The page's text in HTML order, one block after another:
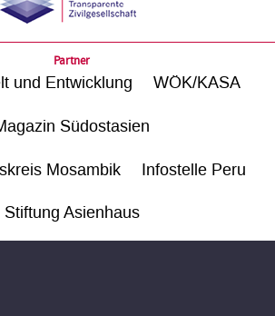
Partner
und Entwicklung WÖK/KASA
Südostasien
Mosambik Infostelle Peru
Stiftung Asienhaus